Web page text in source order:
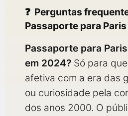
Perguntas
Passaporte para Paris
Passaporte para
em 2024? Só para
afetiva com a era das
ou curiosidade pela
dos anos 2000. O